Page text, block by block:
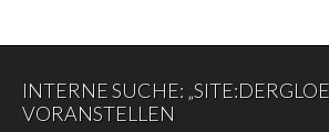
INTERNE SUCHE:
VORANSTELLEN